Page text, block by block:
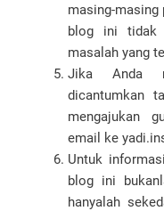
masing-masing
blog ini tidak
masalah yang
Jika Anda
dicantumkan
mengajukan
email ke
Untuk
blog ini
hanyalah